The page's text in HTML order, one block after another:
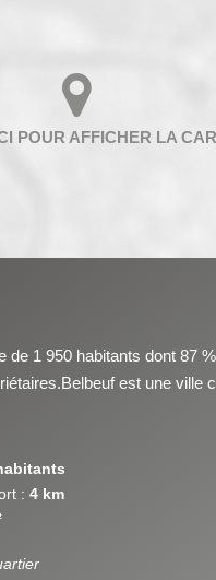
de 1 950 habitants dont 87
est une ville
: 4 km